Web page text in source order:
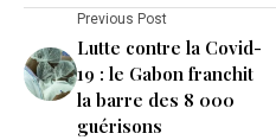
Previous Post
Lutte contre la Covid-
19 : le Gabon franchit
la barre des 8 000
guérisons